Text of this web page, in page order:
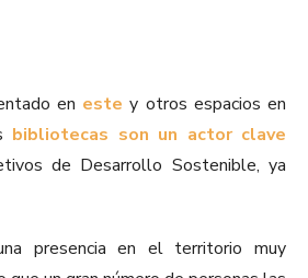
en este y otros espacios en
bibliotecas son un actor clave
de Desarrollo Sostenible, ya
presencia en el territorio muy